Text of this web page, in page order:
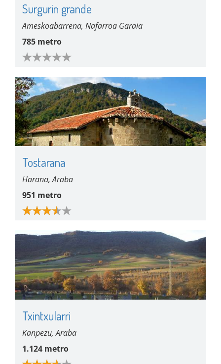
Surgurin grande
Ameskoabarrena, Nafarroa Garaia
785 metro
Tostarana
Harana, Araba
951 metro
Txintxularri
Kanpezu, Araba
1.124 metro